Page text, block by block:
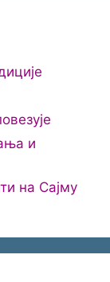
и
на Сајму